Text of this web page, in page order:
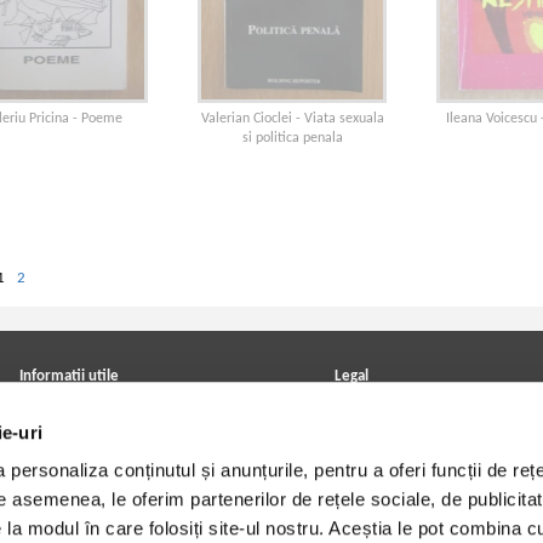
uri
personaliza conținutul și anunțurile, pentru a oferi funcții de
asemenea, le oferim partenerilor de rețele sociale, de
modul în care folosiți site-ul nostru. Aceștia le pot combina
Pricina - Poeme
Valerian Cioclei - Viata sexuala
si politica penala
Ileana
2
Informatii utile
Achizitii viniluri, casete, CD/DVD
Cum cumpar?
Politica de livrare
Retur comenzi
Angajari - Cariere
Legal
Termeni si conditii
Utilizare cookie-uri